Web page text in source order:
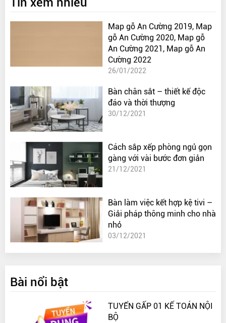
Map gỗ An Cường 2019, Map
gỗ An Cường 2020, Map gỗ
An Cường 2021, Map gỗ An
Cường 2022
26/01/2022
Bàn chân sắt – thiết kế độc
đáo và thời thượng
30/12/2021
Cách sắp xếp phòng ngủ gọn
gàng với vài bước đơn giản
21/12/2021
Bàn làm việc kết hợp kệ tivi –
Giải pháp thông minh cho nhà
nhỏ
03/12/2021
Bài nổi bật
TUYỂN GẤP 01 KẾ TOÁN NỘI
BỘ